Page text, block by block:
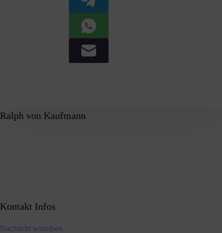
Ralph von Kaufmann
Kontakt Infos
Nachricht schreiben